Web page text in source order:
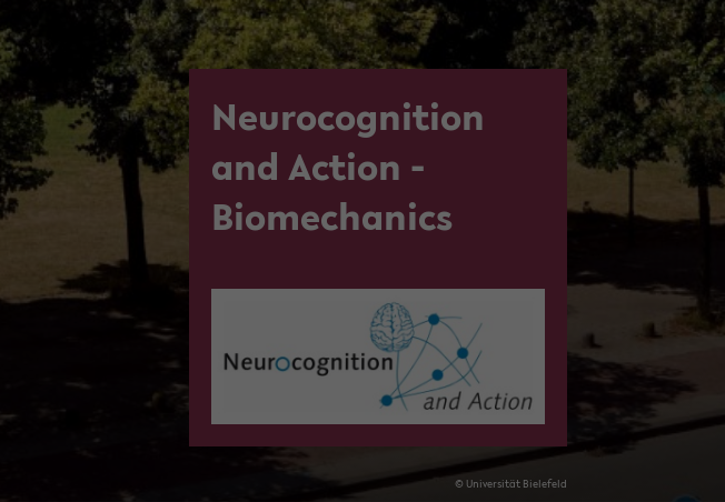
Neurocognition
and ­Action -
Biomechanics
© Uni­ver­si­tät Bie­le­feld